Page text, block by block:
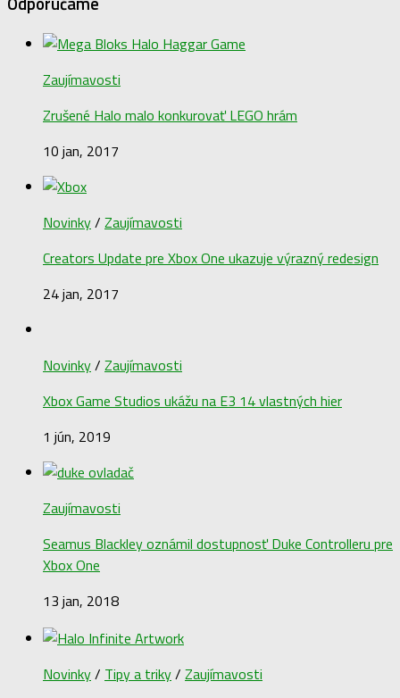
Zaujímavosti
Zrušené Halo malo konkurovať LEGO hrám
10 jan, 2017
Novinky/ Zaujímavosti
Creators Update pre Xbox One ukazuje výrazný redesign
24 jan, 2017
Novinky/ Zaujímavosti
Xbox Game Studios ukážu na E3 14 vlastných hier
1 jún, 2019
Zaujímavosti
Seamus Blackley oznámil dostupnosť Duke Controlleru pre
Xbox One
13 jan, 2018
Novinky/ Tipy a triky/ Zaujímavosti